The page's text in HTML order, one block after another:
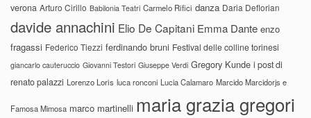
verona Arturo Cirillo Babilonia Teatri Carmelo Rifici danza Daria Deflorian
davide annachini Elio De Capitani Emma Dante enzo
fragassi Federico Tiezzi ferdinando bruni Festival delle colline torinesi
giancarlo cauteruccio Giovanni Testori Giuseppe Verdi Gregory Kunde i post di
renato palazzi Lorenzo Loris luca ronconi Lucia Calamaro Marcido Marcidorjs e
Famosa Mimosa marco martinelli maria grazia gregori